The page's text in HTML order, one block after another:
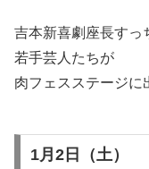
吉本新喜劇座長すっ
若手芸人たちが
肉フェスステージに
1月2日（土）